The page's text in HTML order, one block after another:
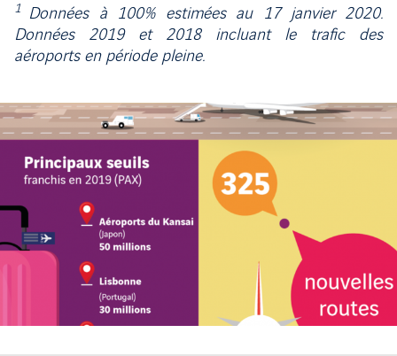
1
Données à 100% estimées au 17 janvier 2020.
Données 2019 et 2018 incluant le trafic des
aéroports en période pleine.